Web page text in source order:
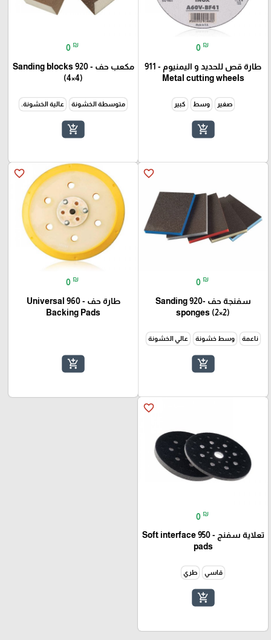
0 ₪
طارة قص للحديد و اليمنيوم - 911
Metal cutting wheels
صغير وسط كبير
add_shopping_cart
0 ₪
مكعب حف - 920 Sanding blocks
(4×4)
متوسطة الخشونة عالية الخشونة.
add_shopping_cart
favorite_border
0 ₪
سفنجة حف -920 Sanding
sponges (2×2)
ناعمة وسط خشونة عالي الخشونة
add_shopping_cart
favorite_border
0 ₪
طارة حف - 960 Universal
Backing Pads
add_shopping_cart
favorite_border
0 ₪
تعلاية سفنج - 950 Soft interface
pads
قاسي طري
add_shopping_cart